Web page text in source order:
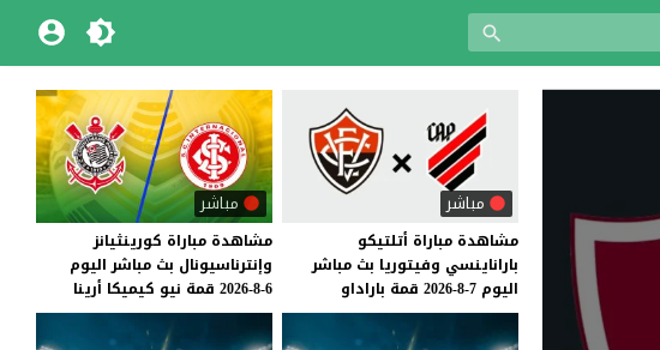
مباشر
مشاهدة مباراة أتلتيكو
باراناينسي وفيتوريا بث مباشر
اليوم 7-8-2026 قمة باراداو
مباشر
مشاهدة مباراة كورينثيانز
وإنترناسيونال بث مباشر اليوم
6-8-2026
قمة نيو كيميكا أرينا